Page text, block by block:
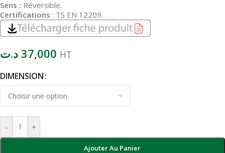
Sens : Réversible.
Certifications : TS EN 12209.
37,000 د.ت HT
DIMENSION
- +
Ajouter Au Panier